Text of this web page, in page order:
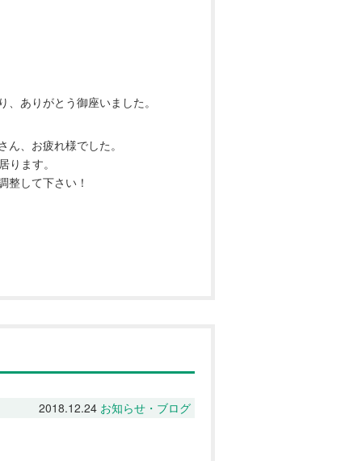
ありがとう御座いました。
、お疲れ様でした。
ます。
整して下さい！
2018.12.24 お知らせ・ブログ